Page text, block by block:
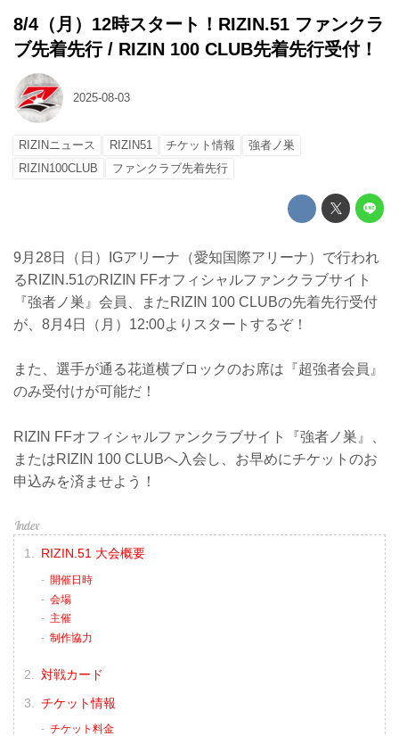
8/4（月）12時スタート！RIZIN.51 ファンクラ
ブ先着先行 / RIZIN 100 CLUB先着先行受付！
2025-08-03
RIZINニュース RIZIN51 チケット情報
強者ノ巣
RIZIN100CLUB
ファンクラブ先着先行
9月28日（日）IGアリーナ（愛知国際アリーナ）で行われ
るRIZIN.51のRIZIN FFオフィシャルファンクラブサイト
『強者ノ巣』会員、またRIZIN 100 CLUBの先着先行受付
が、8月4日（月）12:00よりスタートするぞ！
また、選手が通る花道横ブロックのお席は『超強者会員』
のみ受付けが可能だ！
RIZIN FFオフィシャルファンクラブサイト『強者ノ巣』、
またはRIZIN 100 CLUBへ入会し、お早めにチケットのお
申込みを済ませよう！
RIZIN.51 大会概要
開催日時
会場
主催
制作協力
対戦カード
チケット情報
チケット料金